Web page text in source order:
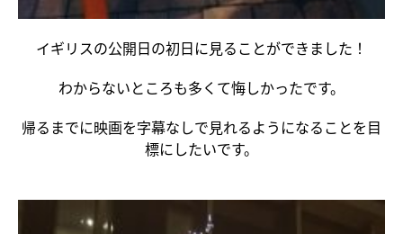
イギリスの公開日の初日に見ることができました！
わからないところも多くて悔しかったです。
帰るまでに映画を字幕なしで見れるようになることを目
標にしたいです。